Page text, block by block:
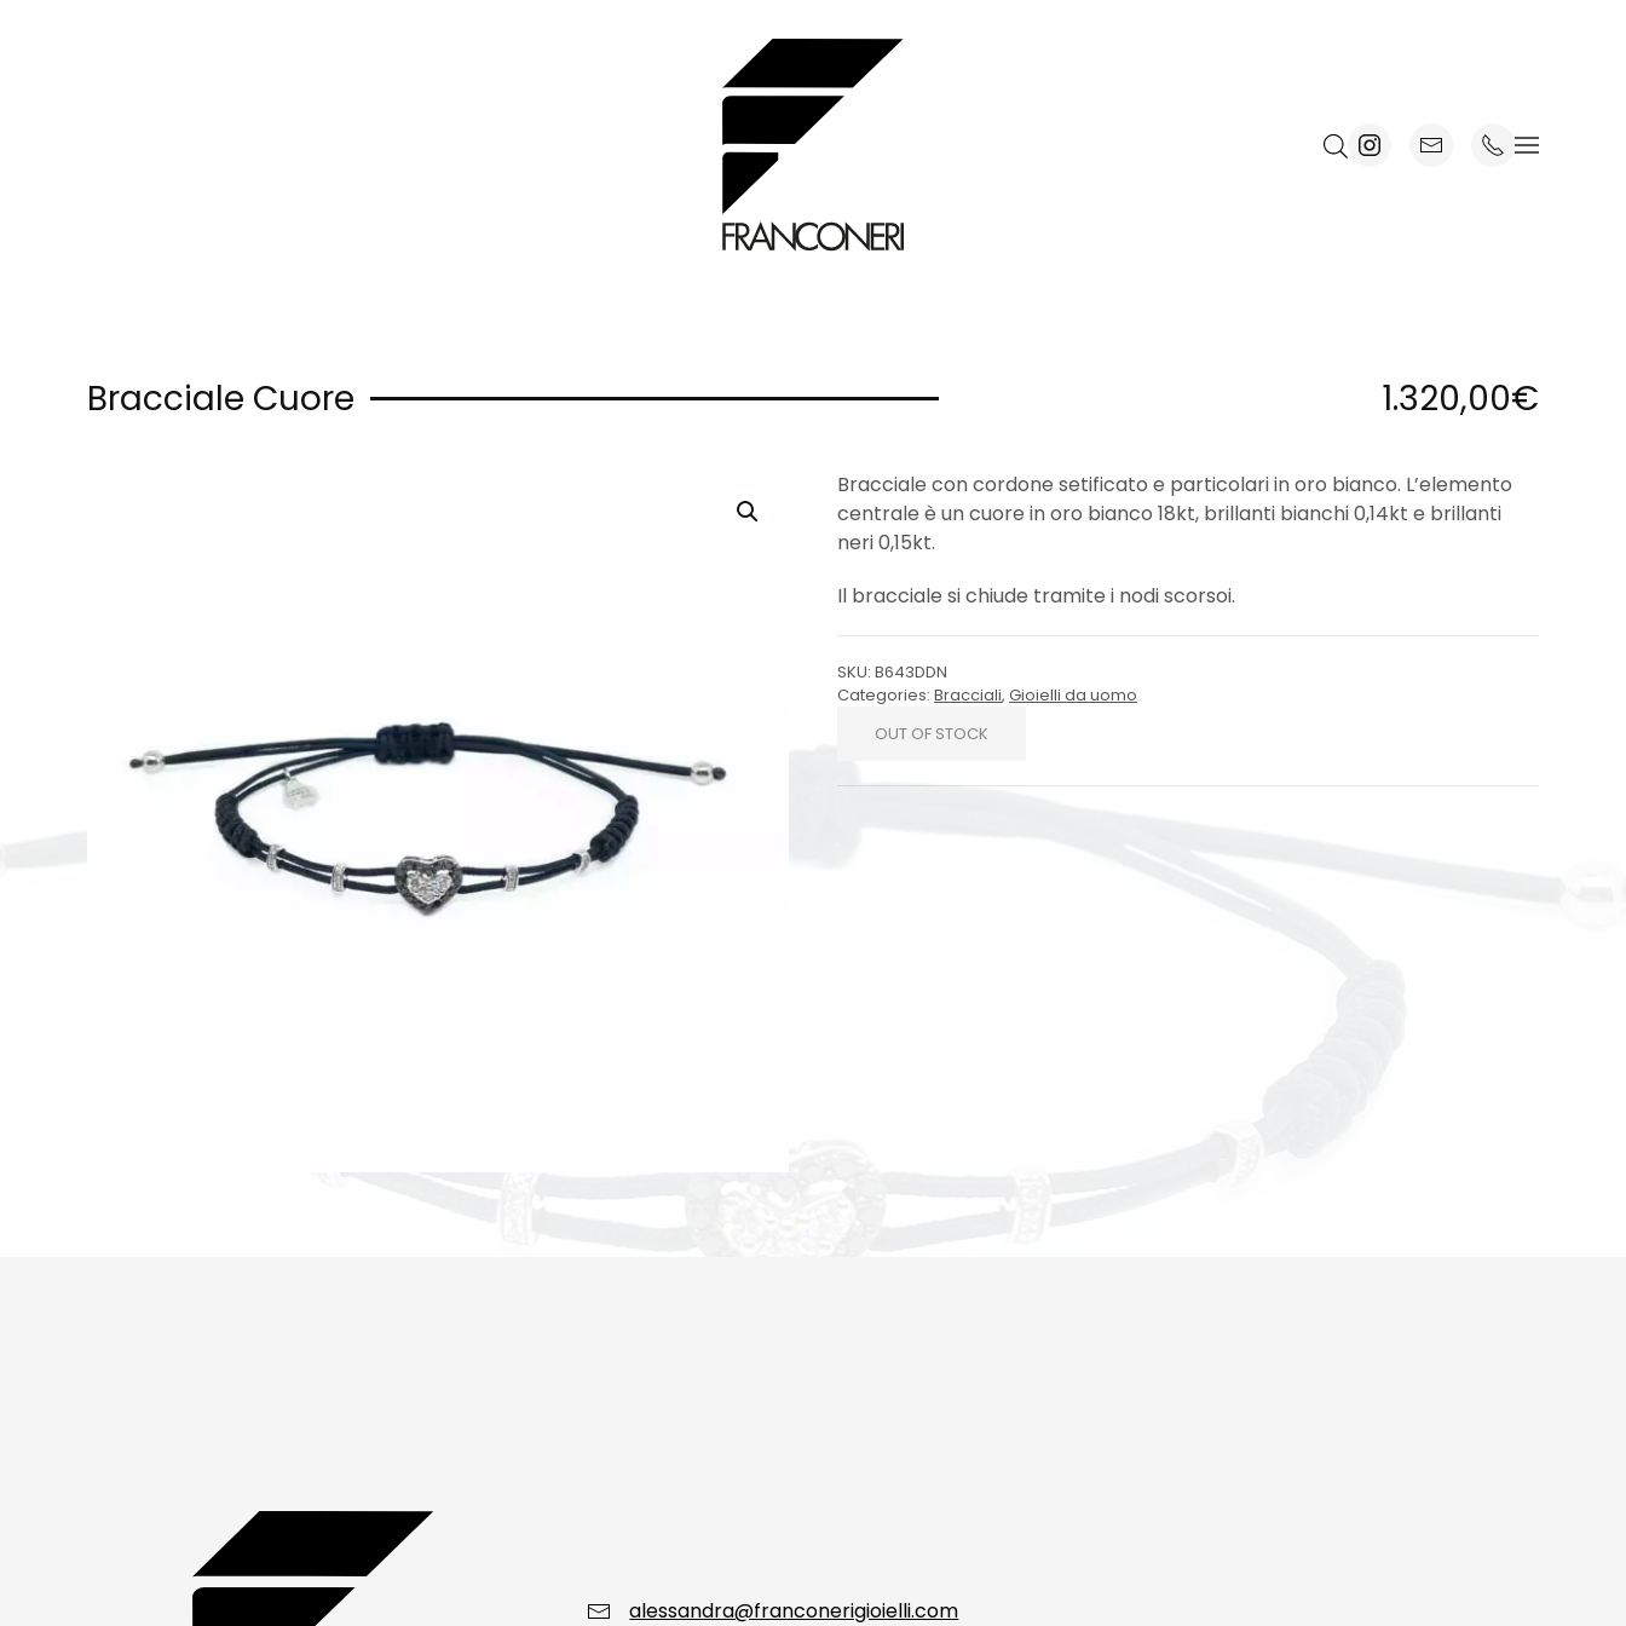
Bracciale Cuore 1.320,00€
Bracciale con cordone setificato e particolari in oro bianco. L’elemento
centrale è un cuore in oro bianco 18kt, brillanti bianchi 0,14kt e brillanti
neri 0,15kt.
Il bracciale si chiude tramite i nodi scorsoi.
SKU: B643DDN
Categories: Bracciali, Gioielli da uomo
OUT OF STOCK
alessandra@franconerigioielli.com